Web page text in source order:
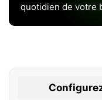
quotidien de votre